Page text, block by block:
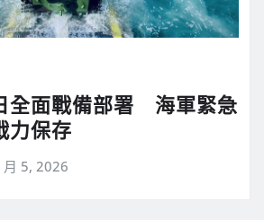
全面戰備部署 海軍緊急
力保存
月 5, 2026